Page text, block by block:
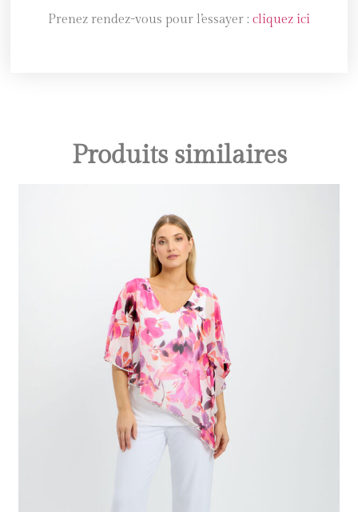
Prenez rendez-vous pour l’essayer : cliquez ici
Produits similaires